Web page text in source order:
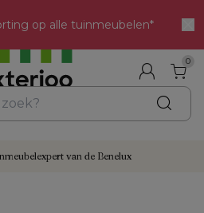
op alle tuinmeubelen*
0
van de Benelux